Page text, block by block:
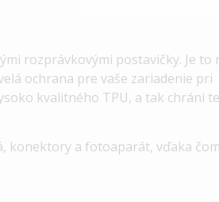
rozprávkovými postavičky. Je to
ochrana pre vaše zariadenie pri
kvalitného TPU, a tak chráni
konektory a fotoaparát, vďaka